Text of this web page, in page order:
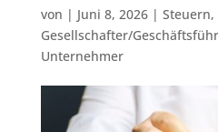
von | Juni 8, 2026| Steuern,
Gesellschafter/
Unternehmer